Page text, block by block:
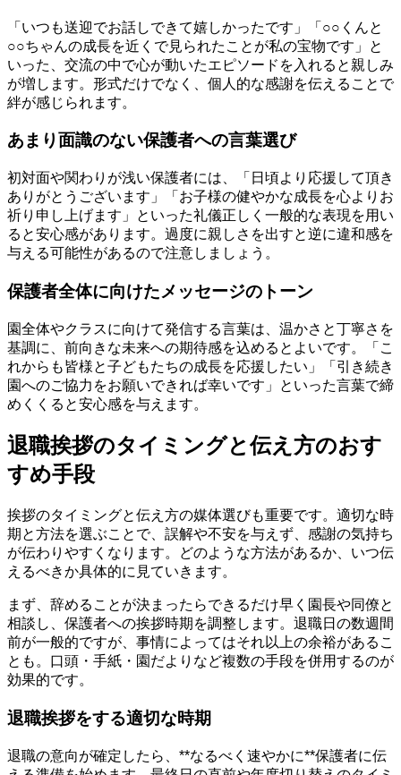
「いつも送迎でお話しできて嬉しかったです」「○○くんと
○○ちゃんの成長を近くで見られたことが私の宝物です」と
いった、交流の中で心が動いたエピソードを入れると親しみ
が増します。形式だけでなく、個人的な感謝を伝えることで
絆が感じられます。
あまり面識のない保護者への言葉選び
初対面や関わりが浅い保護者には、「日頃より応援して頂き
ありがとうございます」「お子様の健やかな成長を心よりお
祈り申し上げます」といった礼儀正しく一般的な表現を用い
ると安心感があります。過度に親しさを出すと逆に違和感を
与える可能性があるので注意しましょう。
保護者全体に向けたメッセージのトーン
園全体やクラスに向けて発信する言葉は、温かさと丁寧さを
基調に、前向きな未来への期待感を込めるとよいです。「こ
れからも皆様と子どもたちの成長を応援したい」「引き続き
園へのご協力をお願いできれば幸いです」といった言葉で締
めくくると安心感を与えます。
退職挨拶のタイミングと伝え方のおす
すめ手段
挨拶のタイミングと伝え方の媒体選びも重要です。適切な時
期と方法を選ぶことで、誤解や不安を与えず、感謝の気持ち
が伝わりやすくなります。どのような方法があるか、いつ伝
えるべきか具体的に見ていきます。
まず、辞めることが決まったらできるだけ早く園長や同僚と
相談し、保護者への挨拶時期を調整します。退職日の数週間
前が一般的ですが、事情によってはそれ以上の余裕があるこ
とも。口頭・手紙・園だよりなど複数の手段を併用するのが
効果的です。
退職挨拶をする適切な時期
退職の意向が確定したら、**なるべく速やかに**保護者に伝